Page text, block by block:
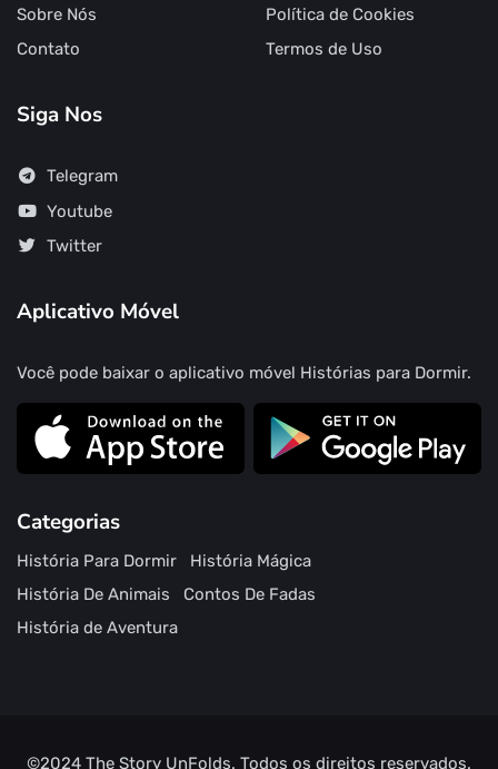
Sobre Nós
Contato
Política de Cookies
Termos de Uso
Siga Nos
Telegram
Youtube
Twitter
Aplicativo Móvel
Você pode baixar o aplicativo móvel Histórias para Dormir.
Categorias
História Para Dormir
História Mágica
História De Animais
Contos De Fadas
História de Aventura
©2024 The Story UnFolds. Todos os direitos reservados.